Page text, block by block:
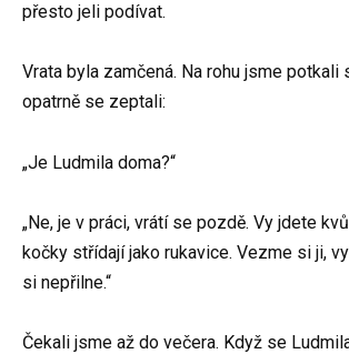
přesto jeli podívat.
Vrata byla zamčená. Na rohu jsme potkali
opatrně se zeptali:
„Je Ludmila doma?“
„Ne, je v práci, vrátí se pozdě. Vy jdete
kočky střídají jako rukavice. Vezme si ji,
si nepřilne.“
Čekali jsme až do večera. Když se